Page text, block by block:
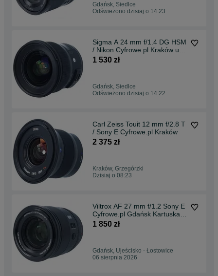
Gdańsk, Siedlce
Odświeżono dzisiaj o 14:23
Sigma A 24 mm f/1.4 DG HSM
/ Nikon Cyfrowe.pl Kraków ul.
Masarska 9
1 530 zł
Gdańsk, Siedlce
Odświeżono dzisiaj o 14:22
Carl Zeiss Touit 12 mm f/2.8 T
/ Sony E Cyfrowe.pl Kraków
2 375 zł
Kraków, Grzegórzki
Dzisiaj o 08:23
Viltrox AF 27 mm f/1.2 Sony E
Cyfrowe.pl Gdańsk Kartuska
149, lok. 11
1 850 zł
Gdańsk, Ujeścisko - Łostowice
06 sierpnia 2026